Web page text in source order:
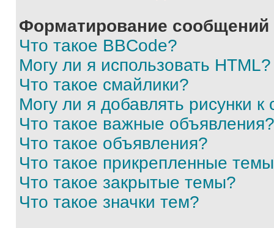
Форматирование
Что такое BBCode?
Могу ли я использовать HTML?
Что такое смайлики?
Могу ли я добавлять рисунки
Что такое важные объявления?
Что такое объявления?
Что такое прикрепленные
Что такое закрытые темы?
Что такое значки тем?